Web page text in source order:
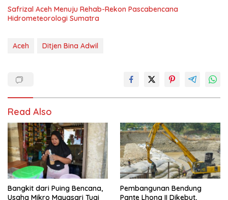
Safrizal Aceh Menuju Rehab-Rekon Pascabencana
Hidrometeorologi Sumatra
Aceh Ditjen Bina Adwil
Read Also
Bangkit dari Puing Bencana,
Usaha Mikro Mayasari Tuai
Pembangunan Bendung
Pante Lhong II Dikebut,